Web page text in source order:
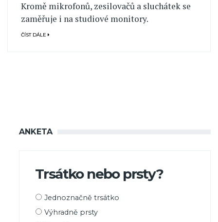
Kromě mikrofonů, zesilovačů a sluchátek se
zaměřuje i na studiové monitory.
ČÍST DÁLE
ANKETA
Trsátko nebo prsty?
Možnosti
Jednoznačně trsátko
Výhradně prsty